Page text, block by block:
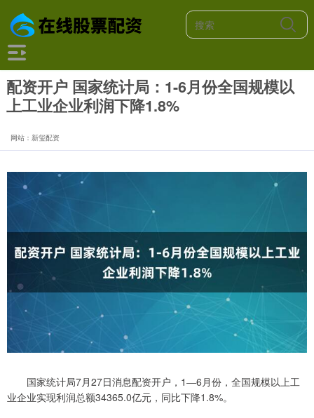
配资开户 国家统计局：1-6月份全国规模以
上工业企业利润下降1.8%
网站：新玺配资
国家统计局7月27日消息配资开户，1—6月份，全国规模以上工
业企业实现利润总额34365.0亿元，同比下降1.8%。